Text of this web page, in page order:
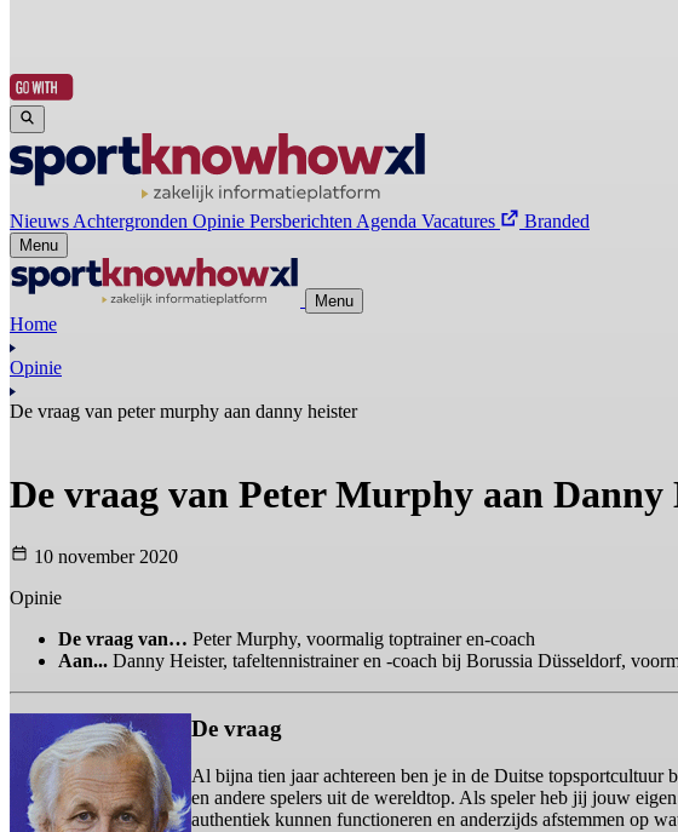
Nieuws Achtergronden Opinie Persberichten Agenda Vacatures Branded
Menu
Menu
Home
Opinie
De vraag van peter murphy aan danny heister
De vraag van Peter Murphy aan Danny
10 november 2020
Opinie
De vraag van… Peter Murphy, voormalig toptrainer en-coach
Aan... Danny Heister, tafeltennistrainer en -coach bij Borussia Düsseldorf,
De vraag
Al bijna tien jaar achtereen ben je in de Duitse
en andere spelers uit de wereldtop. Als speler heb jij jouw
authentiek kunnen functioneren en anderzijds afstemmen op